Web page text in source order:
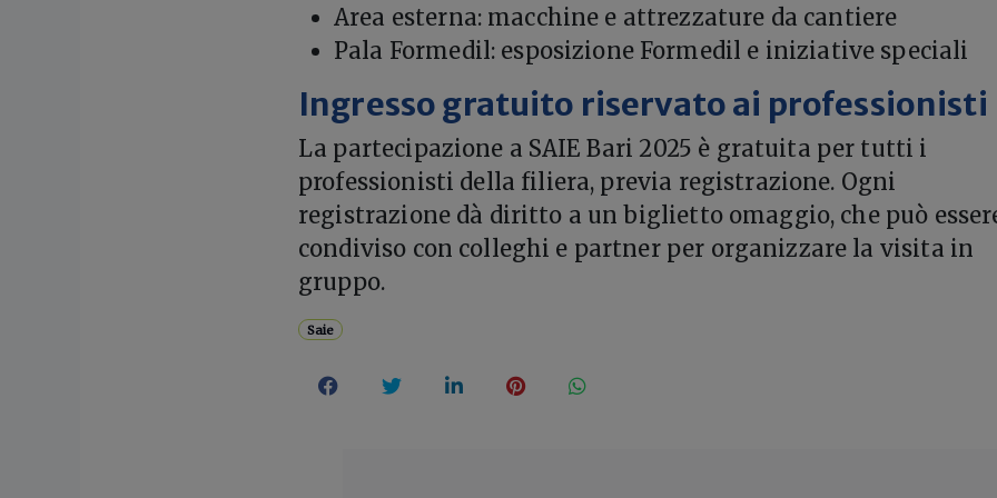
Area esterna: macchine e attrezzature da cantiere
Pala Formedil: esposizione Formedil e iniziative speciali
Ingresso gratuito riservato ai professionisti
La partecipazione a SAIE Bari 2025 è gratuita per tutti i
professionisti della filiera, previa registrazione. Ogni
registrazione dà diritto a un biglietto omaggio, che può
condiviso con colleghi e partner per organizzare la visita in
gruppo.
Saie